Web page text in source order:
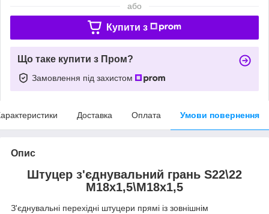
або
Купити з
Що таке купити з Пром?
Замовлення під захистом
Доставка Оплата Умови повернення
Опис
Штуцер з'єднувальний грань S22\22
М18х1,5\М18х1,5
З'єднувальні перехідні штуцери прямі із зовнішнім